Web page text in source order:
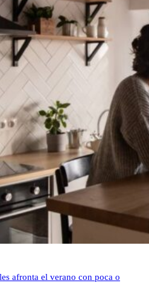
afronta el verano con poca o